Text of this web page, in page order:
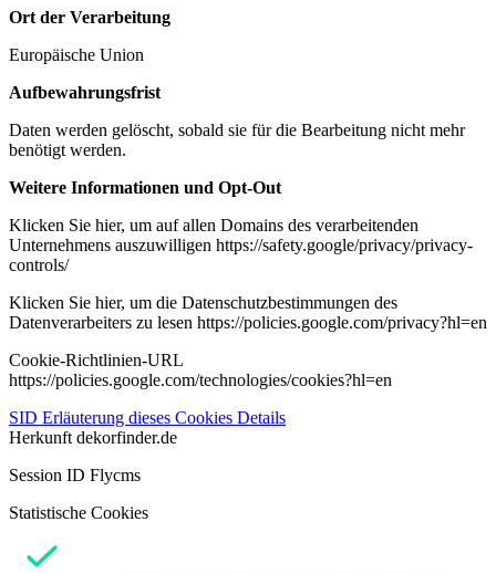
Ort der Verarbeitung
Europäische Union
Aufbewahrungsfrist
Daten werden gelöscht, sobald sie für die Bearbeitung nicht mehr
benötigt werden.
Weitere Informationen und Opt-Out
Klicken Sie hier, um auf allen Domains des verarbeitenden
Unternehmens auszuwilligen https://safety.google/privacy/privacy-
controls/
Klicken Sie hier, um die Datenschutzbestimmungen des
Datenverarbeiters zu lesen https://policies.google.com/privacy?hl=en
Cookie-Richtlinien-URL
https://policies.google.com/technologies/cookies?hl=en
SID Erläuterung dieses Cookies Details
Herkunft dekorfinder.de
Session ID Flycms
Statistische Cookies